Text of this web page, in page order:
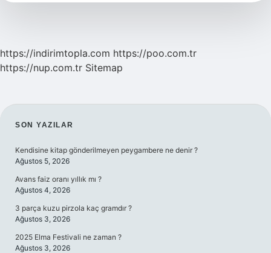
https://indirimtopla.com https://poo.com.tr
https://nup.com.tr Sitemap
SIDEBAR
SON YAZILAR
Kendisine kitap gönderilmeyen peygambere ne denir ?
Ağustos 5, 2026
Avans faiz oranı yıllık mı ?
Ağustos 4, 2026
3 parça kuzu pirzola kaç gramdır ?
Ağustos 3, 2026
2025 Elma Festivali ne zaman ?
Ağustos 3, 2026